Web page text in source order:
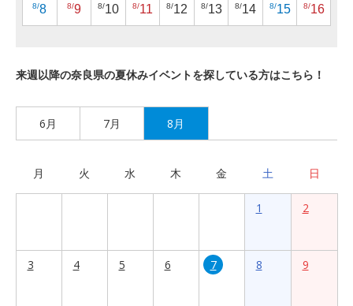
8/8 8/9 8/10 8/11 8/12 8/13 8/14 8/15 8/16
来週以降の奈良県の夏休みイベントを探している方はこちら！
6月 7月 8月
月 火 水 木 金 土 日
1 2
3 4 5 6 7 8 9